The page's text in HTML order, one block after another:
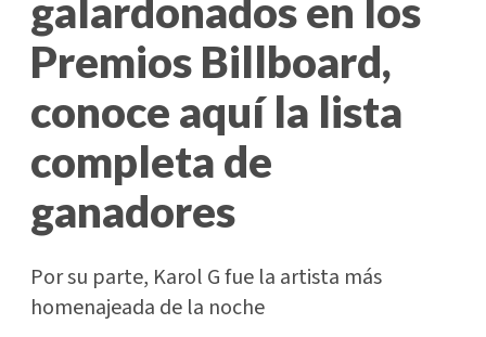
galardonados en los
Premios Billboard,
conoce aquí la lista
completa de
ganadores
Por su parte, Karol G fue la artista más
homenajeada de la noche